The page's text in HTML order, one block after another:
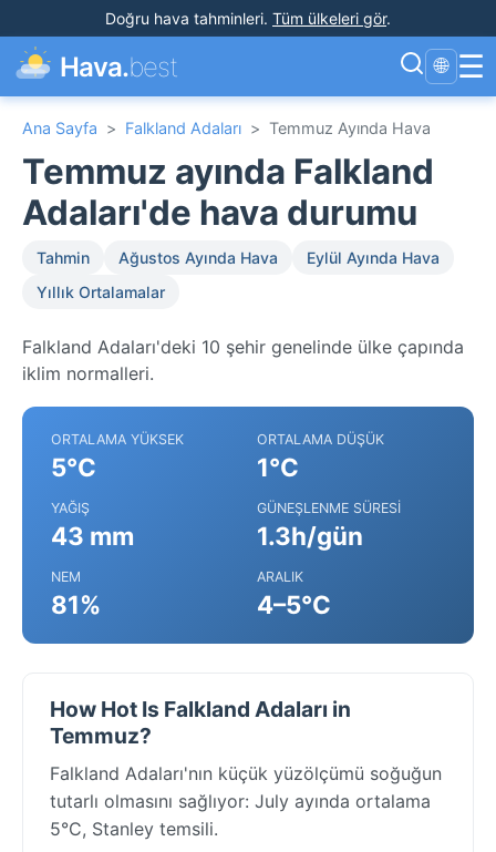
Doğru hava tahminleri. Tüm ülkeleri gör.
Hava.best 🌐 ☰
Ana Sayfa > Falkland Adaları > Temmuz Ayında Hava
Temmuz ayında Falkland
Adaları'de hava durumu
Tahmin Ağustos Ayında Hava
Eylül Ayında Hava
Yıllık Ortalamalar
Falkland Adaları'deki 10 şehir genelinde ülke çapında
iklim normalleri.
ORTALAMA YÜKSEK
5°C
ORTALAMA DÜŞÜK
1°C
YAĞIŞ
43 mm
GÜNEŞLENME SÜRESI
1.3h/gün
NEM
81%
ARALIK
4–5°C
How Hot Is Falkland Adaları in
Temmuz?
Falkland Adaları'nın küçük yüzölçümü soğuğun
tutarlı olmasını sağlıyor: July ayında ortalama
5°C, Stanley temsili.